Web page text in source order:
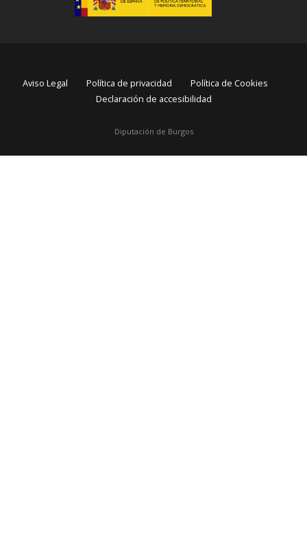
Diputación de Burgos
Aviso Legal Política de privacidad
Política de Cookies
Declaración de accesibilidad